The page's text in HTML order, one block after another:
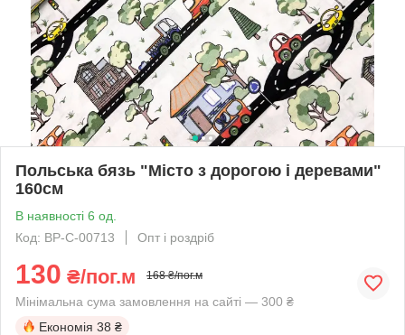
Польська бязь "Місто з дорогою і деревами"
160см
В наявності 6 од.
Код: BP-C-00713
Опт і роздріб
130 ₴/пог.м 168 ₴/пог.м
Мінімальна сума замовлення на сайті — 300 ₴
Економія 38 ₴